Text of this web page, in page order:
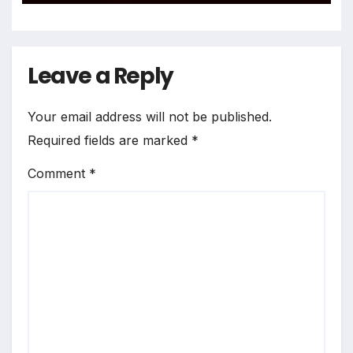
Leave a Reply
Your email address will not be published.
Required fields are marked *
Comment *